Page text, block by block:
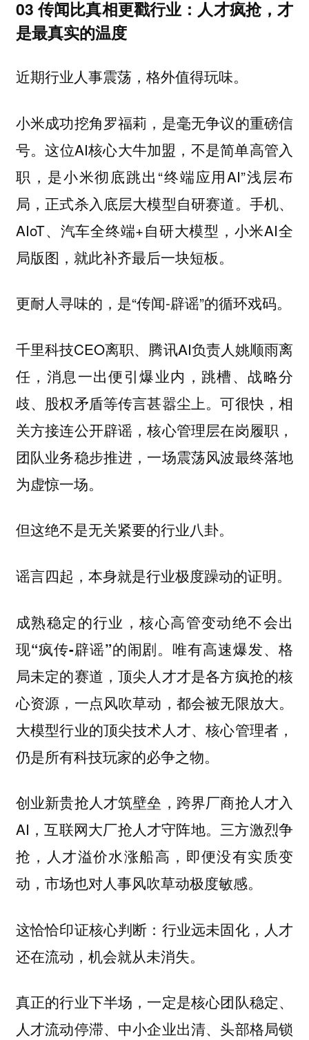
03 传闻比真相更戳行业：人才疯抢，才
是最真实的温度
近期行业人事震荡，格外值得玩味。
小米成功挖角罗福莉，是毫无争议的重磅信
号。这位AI核心大牛加盟，不是简单高管入
职，是小米彻底跳出“终端应用AI”浅层布
局，正式杀入底层大模型自研赛道。手机、
AIoT、汽车全终端+自研大模型，小米AI全
局版图，就此补齐最后一块短板。
更耐人寻味的，是“传闻-辟谣”的循环戏码。
千里科技CEO离职、腾讯AI负责人姚顺雨离
任，消息一出便引爆业内，跳槽、战略分
歧、股权矛盾等传言甚嚣尘上。可很快，相
关方接连公开辟谣，核心管理层在岗履职，
团队业务稳步推进，一场震荡风波最终落地
为虚惊一场。
但这绝不是无关紧要的行业八卦。
谣言四起，本身就是行业极度躁动的证明。
成熟稳定的行业，核心高管变动绝不会出
现“疯传-辟谣”的闹剧。唯有高速爆发、格
局未定的赛道，顶尖人才才是各方疯抢的核
心资源，一点风吹草动，都会被无限放大。
大模型行业的顶尖技术人才、核心管理者，
仍是所有科技玩家的必争之物。
创业新贵抢人才筑壁垒，跨界厂商抢人才入
AI，互联网大厂抢人才守阵地。三方激烈争
抢，人才溢价水涨船高，即便没有实质变
动，市场也对人事风吹草动极度敏感。
这恰恰印证核心判断： 行业远未固化，人才
还在流动，机会就从未消失。
真正的行业下半场，一定是核心团队稳定、
人才流动停滞、中小企业出清、头部格局锁